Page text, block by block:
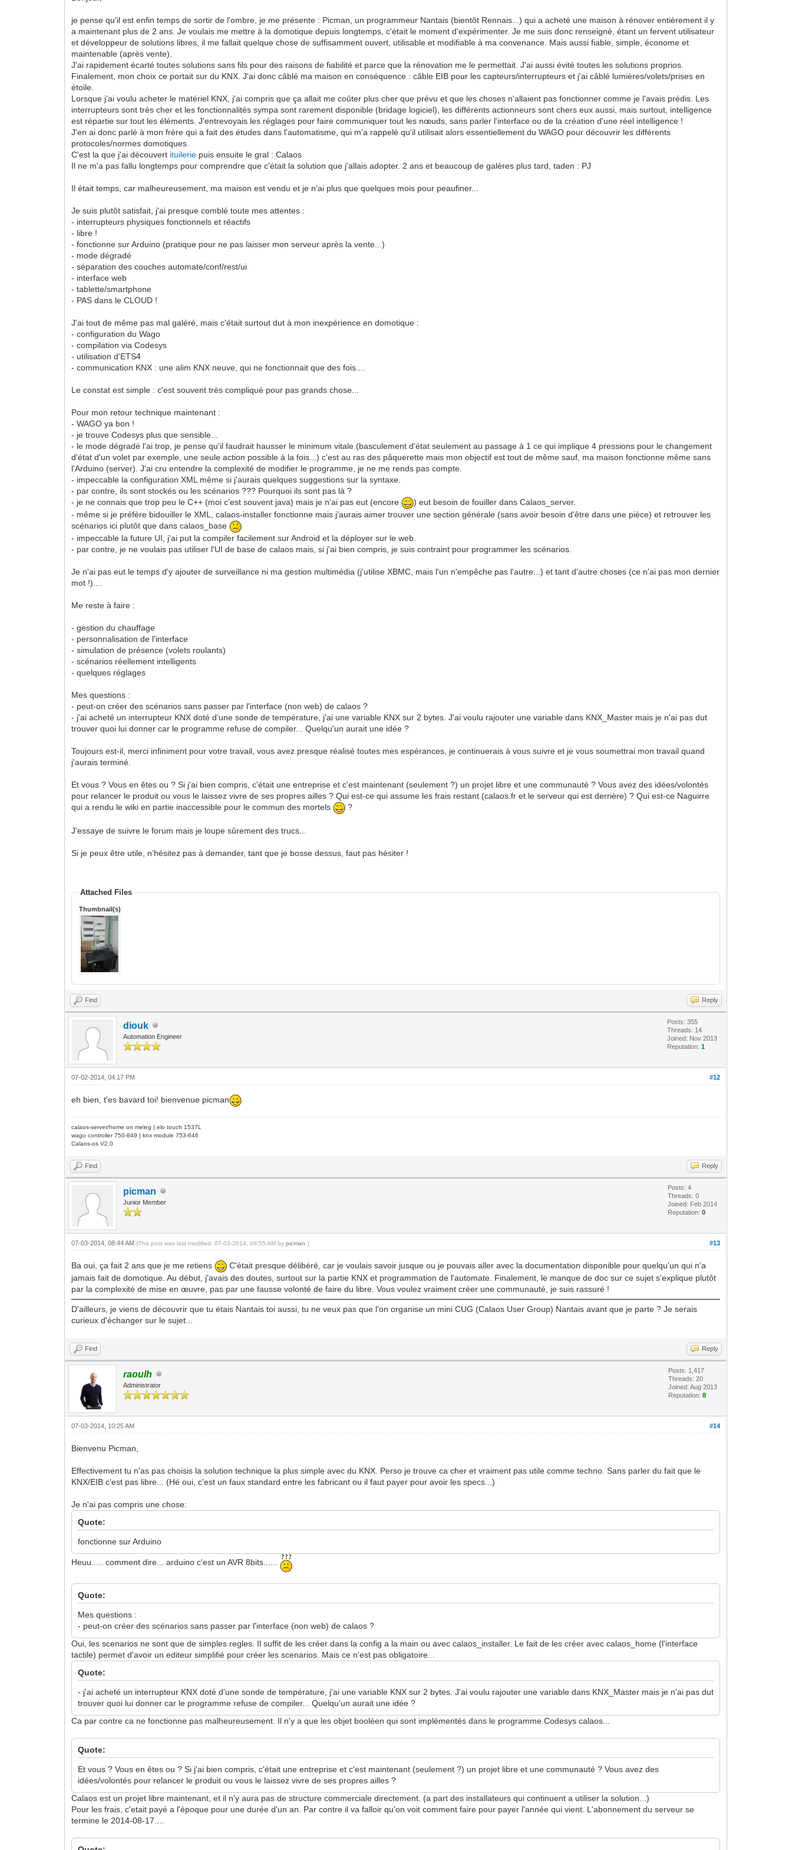
je pense qu'il est enfin temps de sortir de l'ombre, je me présente : Picman, un programmeur Nantais (bientôt Rennais...) qui a acheté une maison à rénover entièrement il y
a maintenant plus de 2 ans. Je voulais me mettre à la domotique depuis longtemps, c'était le moment d'expérimenter. Je me suis donc renseigné, étant un fervent utilisateur
et développeur de solutions libres, il me fallait quelque chose de suffisamment ouvert, utilisable et modifiable à ma convenance. Mais aussi fiable, simple, économe et
maintenable (après vente).
J'ai rapidement écarté toutes solutions sans fils pour des raisons de fiabilité et parce que la rénovation me le permettait. J'ai aussi évité toutes les solutions proprios.
Finalement, mon choix ce portait sur du KNX. J'ai donc câblé ma maison en conséquence : câble EIB pour les capteurs/interrupteurs et j'ai câblé lumières/volets/prises en
étoile.
Lorsque j'ai voulu acheter le matériel KNX, j'ai compris que ça allait me coûter plus cher que prévu et que les choses n'allaient pas fonctionner comme je l'avais prédis. Les
interrupteurs sont très cher et les fonctionnalités sympa sont rarement disponible (bridage logiciel), les différents actionneurs sont chers eux aussi, mais surtout, intelligence
est répartie sur tout les éléments. J'entrevoyais les réglages pour faire communiquer tout les nœuds, sans parler l'interface ou de la création d'une réel intelligence !
J'en ai donc parlé à mon frère qui a fait des études dans l'automatisme, qui m'a rappelé qu'il utilisait alors essentiellement du WAGO pour découvrir les différents
protocoles/normes domotiques.
C'est la que j'ai découvert ituilerie puis ensuite le gral : Calaos
Il ne m'a pas fallu longtemps pour comprendre que c'était la solution que j'allais adopter. 2 ans et beaucoup de galères plus tard, taden : PJ
Il était temps, car malheureusement, ma maison est vendu et je n'ai plus que quelques mois pour peaufiner...
Je suis plutôt satisfait, j'ai presque comblé toute mes attentes :
- interrupteurs physiques fonctionnels et réactifs
- libre !
- fonctionne sur Arduino (pratique pour ne pas laisser mon serveur après la vente...)
- mode dégradé
- séparation des couches automate/conf/rest/ui
- interface web
- tablette/smartphone
- PAS dans le CLOUD !
J'ai tout de même pas mal galéré, mais c'était surtout dut à mon inexpérience en domotique :
- configuration du Wago
- compilation via Codesys
- utilisation d'ETS4
- communication KNX : une alim KNX neuve, qui ne fonctionnait que des fois....
Le constat est simple : c'est souvent très compliqué pour pas grands chose...
Pour mon retour technique maintenant :
- WAGO ya bon !
- je trouve Codesys plus que sensible...
- le mode dégradé l'ai trop, je pense qu'il faudrait hausser le minimum vitale (basculement d'état seulement au passage à 1 ce qui implique 4 pressions pour le changement
d'état d'un volet par exemple, une seule action possible à la fois...) c'est au ras des pâquerette mais mon objectif est tout de même sauf, ma maison fonctionne même sans
l'Arduino (server). J'ai cru entendre la complexité de modifier le programme, je ne me rends pas compte.
- impeccable la configuration XML même si j'aurais quelques suggestions sur la syntaxe.
- par contre, ils sont stockés ou les scénarios ??? Pourquoi ils sont pas là ?
- je ne connais que trop peu le C++ (moi c'est souvent java) mais je n'ai pas eut (encore
) eut besoin de fouiller dans Calaos_server.
- même si je préfère bidouiller le XML, calaos-installer fonctionne mais j'aurais aimer trouver une section générale (sans avoir besoin d'être dans une pièce) et retrouver les
scénarios ici plutôt que dans calaos_base
- impeccable la future UI, j'ai put la compiler facilement sur Android et la déployer sur le web.
- par contre, je ne voulais pas utiliser l'UI de base de calaos mais, si j'ai bien compris, je suis contraint pour programmer les scénarios.
Je n'ai pas eut le temps d'y ajouter de surveillance ni ma gestion multimédia (j'utilise XBMC, mais l'un n'empêche pas l'autre...) et tant d'autre choses (ce n'ai pas mon dernier
mot !)....
Me reste à faire :
- gestion du chauffage
- personnalisation de l'interface
- simulation de présence (volets roulants)
- scénarios réellement intelligents
- quelques réglages
Mes questions :
- peut-on créer des scénarios sans passer par l'interface (non web) de calaos ?
- j'ai acheté un interrupteur KNX doté d'une sonde de température, j'ai une variable KNX sur 2 bytes. J'ai voulu rajouter une variable dans KNX_Master mais je n'ai pas dut
trouver quoi lui donner car le programme refuse de compiler... Quelqu'un aurait une idée ?
Toujours est-il, merci infiniment pour votre travail, vous avez presque réalisé toutes mes espérances, je continuerais à vous suivre et je vous soumettrai mon travail quand
j'aurais terminé.
Et vous ? Vous en êtes ou ? Si j'ai bien compris, c'était une entreprise et c'est maintenant (seulement ?) un projet libre et une communauté ? Vous avez des idées/volontés
pour relancer le produit ou vous le laissez vivre de ses propres ailles ? Qui est-ce qui assume les frais restant (calaos.fr et le serveur qui est derrière) ? Qui est-ce Naguirre
qui a rendu le wiki en partie inaccessible pour le commun des mortels
?
J'essaye de suivre le forum mais je loupe sûrement des trucs...
Si je peux être utile, n’hésitez pas à demander, tant que je bosse dessus, faut pas hésiter !
Attached Files
Thumbnail(s)
Find Reply
diouk
Automation Engineer
Posts: 355
Threads: 14
Joined: Nov 2013
Reputation:1
#12
07-02-2014, 04:17 PM
eh bien, t'es bavard toi! bienvenue picman
calaos-server/home on meleg | elo touch 1537L
wago controller 750-849 | knx module 753-646
Calaos-os V2.0
Find Reply
picman
Junior Member
Posts: 4
Threads: 0
Joined: Feb 2014
Reputation:0
#13
07-03-2014, 08:44 AM(This post was last modified: 07-03-2014, 08:55 AM bypicman .)
Ba oui, ça fait 2 ans que je me retiens
C'était presque délibéré, car je voulais savoir jusque ou je pouvais aller avec la documentation disponible pour quelqu'un qui n'a
jamais fait de domotique. Au début, j'avais des doutes, surtout sur la partie KNX et programmation de l'automate. Finalement, le manque de doc sur ce sujet s'explique plutôt
par la complexité de mise en œuvre, pas par une fausse volonté de faire du libre. Vous voulez vraiment créer une communauté, je suis rassuré !
D'ailleurs, je viens de découvrir que tu étais Nantais toi aussi, tu ne veux pas que l'on organise un mini CUG (Calaos User Group) Nantais avant que je parte ? Je serais
curieux d'échanger sur le sujet...
Find Reply
raoulh
Administrator
Posts: 1,417
Threads: 20
Joined: Aug 2013
Reputation:8
#14
07-03-2014, 10:25 AM
Bienvenu Picman,
Effectivement tu n'as pas choisis la solution technique la plus simple avec du KNX. Perso je trouve ca cher et vraiment pas utile comme techno. Sans parler du fait que le
KNX/EIB c'est pas libre... (Hé oui, c'est un faux standard entre les fabricant ou il faut payer pour avoir les specs...)
Je n'ai pas compris une chose:
Quote:
fonctionne sur Arduino
Heuu..... comment dire... arduino c'est un AVR 8bits......
Quote:
Mes questions :
- peut-on créer des scénarios sans passer par l'interface (non web) de calaos ?
Oui, les scenarios ne sont que de simples regles. Il suffit de les créer dans la config a la main ou avec calaos_installer. Le fait de les créer avec calaos_home (l'interface
tactile) permet d'avoir un editeur simplifié pour créer les scenarios. Mais ce n'est pas obligatoire...
Quote:
- j'ai acheté un interrupteur KNX doté d'une sonde de température, j'ai une variable KNX sur 2 bytes. J'ai voulu rajouter une variable dans KNX_Master mais je n'ai pas dut
trouver quoi lui donner car le programme refuse de compiler... Quelqu'un aurait une idée ?
Ca par contre ca ne fonctionne pas malheureusement. Il n'y a que les objet booléen qui sont implémentés dans le programme Codesys calaos...
Quote:
Et vous ? Vous en êtes ou ? Si j'ai bien compris, c'était une entreprise et c'est maintenant (seulement ?) un projet libre et une communauté ? Vous avez des
idées/volontés pour relancer le produit ou vous le laissez vivre de ses propres ailles ?
Calaos est un projet libre maintenant, et il n'y aura pas de structure commerciale directement. (a part des installateurs qui continuent a utiliser la solution...)
Pour les frais, c'etait payé a l'époque pour une durée d'un an. Par contre il va falloir qu'on voit comment faire pour payer l'année qui vient. L'abonnement du serveur se
termine le 2014-08-17....